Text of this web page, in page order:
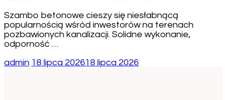
Szambo betonowe cieszy się niesłabnącą
popularnością wśród inwestorów na terenach
pozbawionych kanalizacji. Solidne wykonanie,
odporność …
admin 18 lipca 202618 lipca 2026